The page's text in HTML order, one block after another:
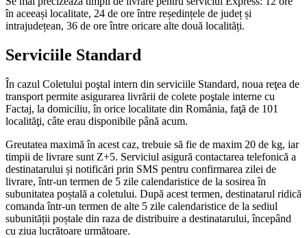
în aceeași localitate, 24 de ore între reședințele de județ și
intrajudețean, 36 de ore între oricare alte două localități.
Serviciile Standard
În cazul Coletului poştal intern din serviciile Standard, noua reţea de
transport permite asigurarea livrării de colete poştale interne cu
Factaj, la domiciliu, în orice localitate din România, faţă de 101
localităţi, câte erau disponibile până acum.
Greutatea maximă în acest caz, trebuie să fie de maxim 20 de kg, iar
timpii de livrare sunt Z+5. Serviciul asigură contactarea telefonică a
destinatarului și notificări prin SMS pentru confirmarea zilei de
livrare, într-un termen de 5 zile calendaristice de la sosirea în
subunitatea poștală a coletului. După acest termen, destinatarul ridică
comanda într-un termen de alte 5 zile calendaristice de la sediul
subunității poștale din raza de distribuire a destinatarului, începând
cu ziua lucrătoare următoare.